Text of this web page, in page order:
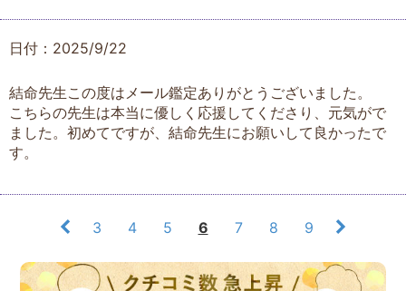
日付：2025/9/22
結命先生この度はメール鑑定ありがとうございました。
こちらの先生は本当に優しく応援してくださり、元気がで
ました。初めてですが、結命先生にお願いして良かったで
す。
3 4 5 6 7 8 9